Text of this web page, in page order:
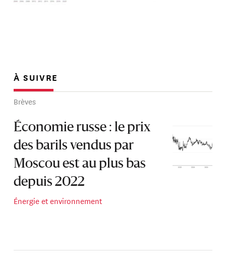
À SUIVRE
Brèves
Économie russe : le prix
des barils vendus par
Moscou est au plus bas
depuis 2022
Énergie et environnement